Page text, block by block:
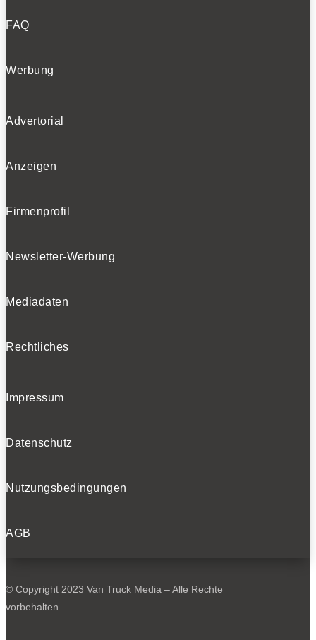
FAQ
Werbung
Advertorial
Anzeigen
Firmenprofil
Newsletter-Werbung
Mediadaten
Rechtliches
Impressum
Datenschutz
Nutzungsbedingungen
AGB
© Copyright 2023 Van Truck Media – Alle Rechte
vorbehalten.